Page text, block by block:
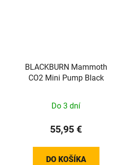
BLACKBURN Mammoth
CO2 Mini Pump Black
Do 3 dní
55,95 €
DO KOŠÍKA